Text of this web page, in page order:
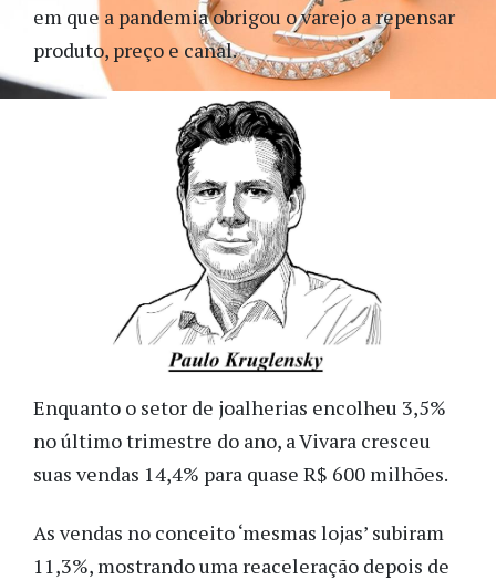
em que a pandemia obrigou o varejo a repensar
produto, preço e canal.
Enquanto o setor de joalherias encolheu 3,5%
no último trimestre do ano, a Vivara cresceu
suas vendas 14,4% para quase R$ 600 milhões.
As vendas no conceito ‘mesmas lojas’ subiram
11,3%, mostrando uma reaceleração depois de